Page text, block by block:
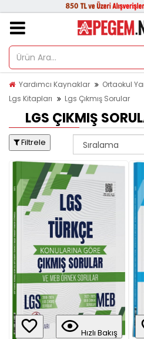
Yardımcı Kaynaklar
Ortaokul
Lgs Kitapları
Lgs Çıkmış Sorular
LGS ÇIKMIŞ
Filtrele
Hızlı Bakış